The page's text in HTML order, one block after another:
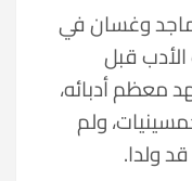
وغسان في
قبل
معظم أدبائه،
ولم
ولدا.